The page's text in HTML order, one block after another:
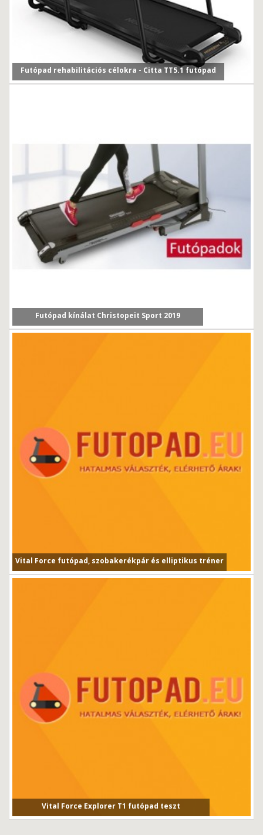
Futópad rehabilitációs célokra - Citta TT5.1 futópad
Futópad kínálat Christopeit Sport 2019
Vital Force futópad, szobakerékpár és elliptikus tréner
Vital Force Explorer T1 futópad teszt